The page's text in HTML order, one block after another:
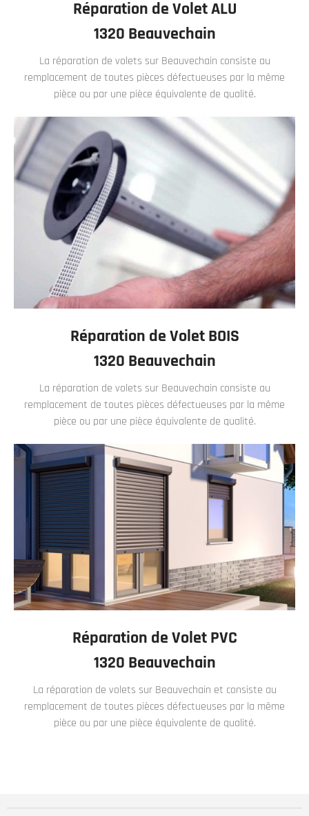
Réparation de Volet ALU
1320 Beauvechain
La réparation de volets sur Beauvechain consiste au
remplacement de toutes pièces défectueuses par la même
pièce ou par une pièce équivalente de qualité.
Réparation de Volet BOIS
1320 Beauvechain
La réparation de volets sur Beauvechain consiste au
remplacement de toutes pièces défectueuses par la même
pièce ou par une pièce équivalente de qualité.
Réparation de Volet PVC
1320 Beauvechain
La réparation de volets sur Beauvechain et consiste au
remplacement de toutes pièces défectueuses par la même
pièce ou par une pièce équivalente de qualité.